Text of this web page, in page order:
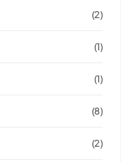
(2)
(1)
(1)
(8)
(2)